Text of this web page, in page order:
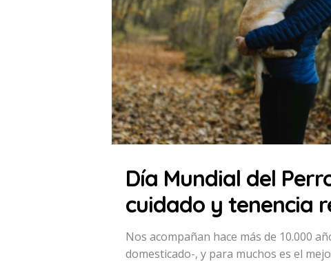
Día Mundial del
cuidado y tenencia
Nos acompañan hace más de 10.000
domesticado-, y para muchos es el